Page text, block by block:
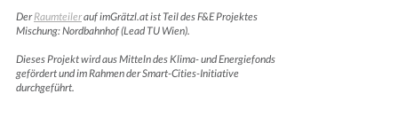
Online Shops
DerRaumteilerauf imGrätzl.at ist Teil des F&E Projektes
Mischung: Nordbahnhof (Lead TU Wien).
Dieses Projekt wird aus Mitteln des Klima- und Energiefonds
gefördert und im Rahmen der Smart-Cities-Initiative
durchgeführt.